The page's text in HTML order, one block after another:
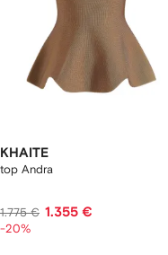
KHAITE
top Andra
1.775 € 1.355 €
-20%